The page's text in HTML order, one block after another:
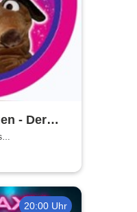
- Der
20:00 Uhr